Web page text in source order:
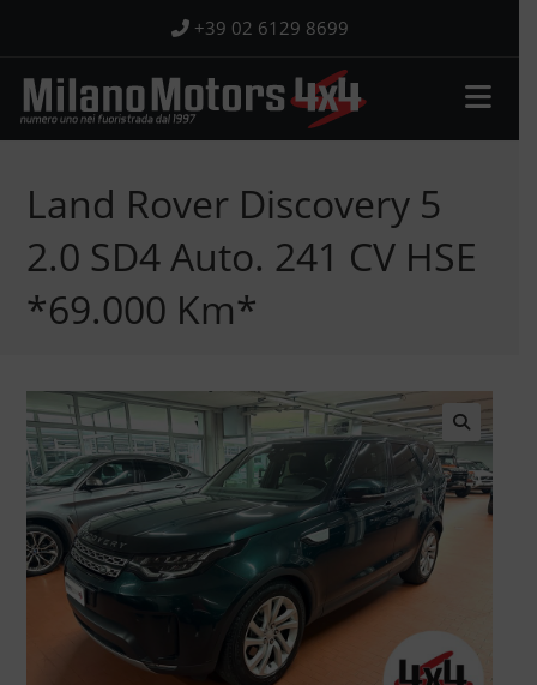
contenuto
+39 02 6129 8699
Land Rover Discovery 5
2.0 SD4 Auto. 241 CV HSE
*69.000 Km*
🔍